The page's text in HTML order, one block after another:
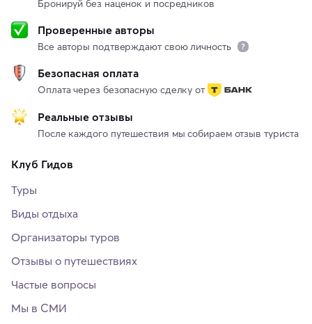
Бронируй без наценок и посредников
Проверенные авторы
Все авторы подтверждают свою личность
Безопасная оплата
Оплата через безопасную сделку от
Реальные отзывы
После каждого путешествия мы собираем отзыв туриста
Клуб Гидов
Туры
Виды отдыха
Организаторы туров
Отзывы о путешествиях
Частые вопросы
Мы в СМИ